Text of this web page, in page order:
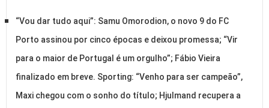
“Vou dar tudo aqui”: Samu Omorodion, o novo 9 do FC
Porto assinou por cinco épocas e deixou promessa; “Vir
para o maior de Portugal é um orgulho”; Fábio Vieira
finalizado em breve. Sporting: “Venho para ser campeão”,
Maxi chegou com o sonho do título; Hjulmand recupera a